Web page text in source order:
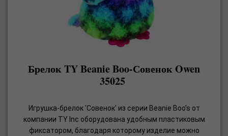
Брелок TY Beanie Boo-Совенок Owen
35025
Игрушка-брелок 'Совенок' из серии Beanie Boo's от
компании TY Inc оборудована удобным пластиковым
фиксатором, благодаря которому изделие можно